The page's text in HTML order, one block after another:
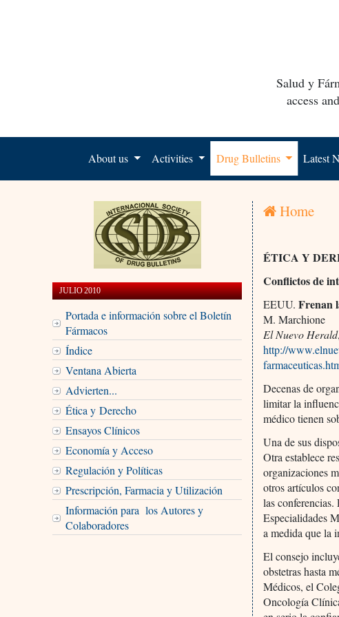
Salud y
access
About us Activities Drug Bulletins Latest
JULIO 2010
Portada e información sobre el Boletín
Fármacos
Índice
Ventana Abierta
Advierten...
Ética y Derecho
Ensayos Clínicos
Economía y Acceso
Regulación y Políticas
Prescripción, Farmacia y Utilización
Información para los Autores y
Colaboradores
Home
ÉTICA Y
Conflictos de
EEUU. Frenan
M. Marchione
El Nuevo Herald
http://
Decenas de
limitar la
médico tienen
Una de sus
Otra establece
organizaciones
otros artículos
las
Especialidades
a medida que la
El consejo
obstetras hasta
Médicos, el
Oncología